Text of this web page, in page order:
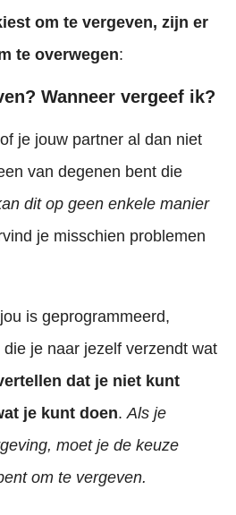
om te vergeven, zijn er
te overwegen:
Wanneer vergeef ik?
je jouw partner al dan niet
van degenen bent die
dit op geen enkele manier
je misschien problemen
is geprogrammeerd,
je naar jezelf verzendt wat
dat je niet kunt
je kunt doen. Als je
moet je de keuze
om te vergeven.